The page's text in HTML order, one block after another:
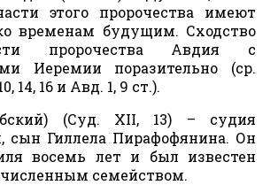
этого пророчества имеют
временам будущим. Сходство
пророчества Авдия с
Иеремии поразительно (ср.
14, 16 и Авд. 1, 9 ст.).
(Суд. XII, 13) – судия
сын Гиллела Пирафофянина. Он
восемь лет и был известен
семейством.